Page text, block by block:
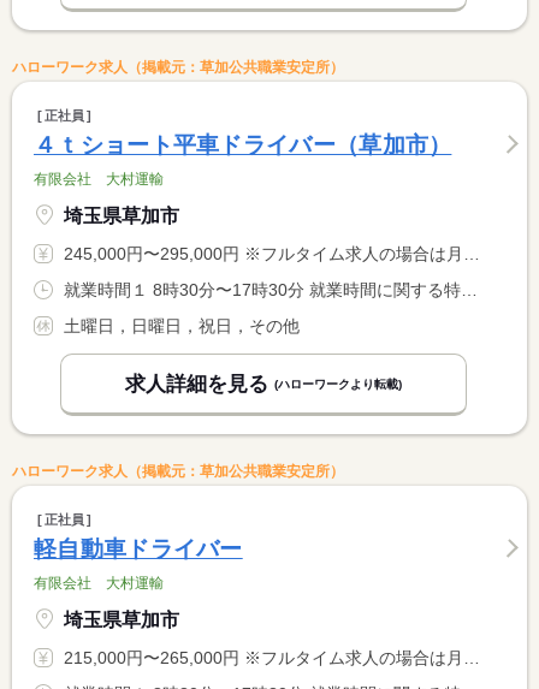
ハローワーク求人（掲載元：草加公共職業安定所）
正社員
４ｔショート平車ドライバー（草加市）
有限会社 大村運輸
埼玉県草加市
245,000円〜295,000円 ※フルタイム求人の場合は月額（換算額）、パート求人の場合は時間額を表示しています。
土曜日，日曜日，祝日，その他
求人詳細を見る (ハローワークより転載)
ハローワーク求人（掲載元：草加公共職業安定所）
正社員
軽自動車ドライバー
有限会社 大村運輸
埼玉県草加市
215,000円〜265,000円 ※フルタイム求人の場合は月額（換算額）、パート求人の場合は時間額を表示しています。